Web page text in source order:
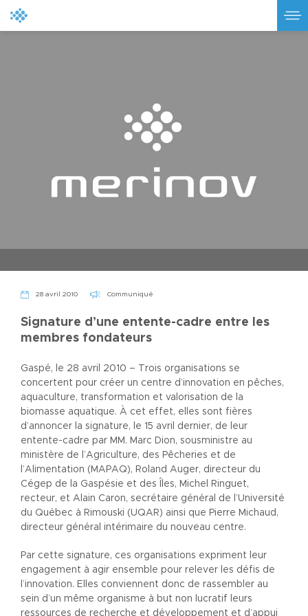
28 avril 2010 Communiqué
Signature d’une entente-cadre entre les
membres fondateurs
Gaspé, le 28 avril 2010 – Trois organisations se
concertent pour créer un centre d’innovation en pêches,
aquaculture, transformation et valorisation de la
biomasse aquatique. À cet effet, elles sont fières
d’annoncer la signature, le 15 avril dernier, de leur
entente-cadre par MM. Marc Dion, sousministre au
ministère de l’Agriculture, des Pêcheries et de
l’Alimentation (MAPAQ), Roland Auger, directeur du
Cégep de la Gaspésie et des Îles, Michel Ringuet,
recteur, et Alain Caron, secrétaire général de l’Université
du Québec à Rimouski (UQAR) ainsi que Pierre Michaud,
directeur général intérimaire du nouveau centre.
Par cette signature, ces organisations expriment leur
engagement à agir ensemble pour relever les défis de
l’innovation. Elles conviennent donc de rassembler au
sein d’un même organisme à but non lucratif leurs
ressources de recherche et développement et d’appui